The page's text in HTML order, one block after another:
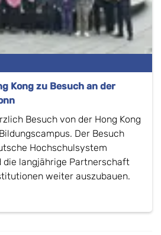
Kong zu Besuch an der
Besuch von der Hong Kong
Der Besuch
Hochschulsystem
die langjährige Partnerschaft
weiter auszubauen.